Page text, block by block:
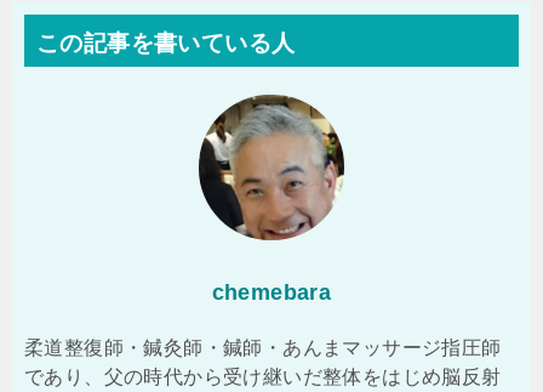
この記事を書いている人
chemebara
柔道整復師・鍼灸師・鍼師・あんまマッサージ指圧師
であり、父の時代から受け継いだ整体をはじめ脳反射